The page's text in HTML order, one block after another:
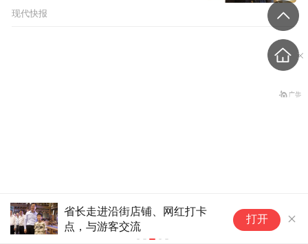
省长走进沿街店铺、网红打卡
点，与游客交流
暑期文旅市
新趋势
打开
现代快报
盗香窃玉：我的青春就是赌出来的